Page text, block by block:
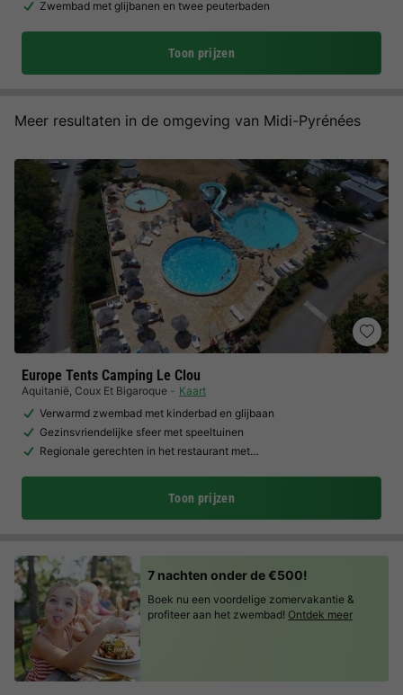
Zwembad met glijbanen en twee peuterbaden
Toon prijzen
Meer resultaten in de omgeving van Midi-Pyrénées
Europe Tents Camping Le Clou
Aquitanië, Coux Et Bigaroque
Kaart
Verwarmd zwembad met kinderbad en glijbaan
Gezinsvriendelijke sfeer met speeltuinen
Regionale gerechten in het restaurant met…
Toon prijzen
7 nachten onder de €500!
Boek nu een voordelige zomervakantie &
profiteer aan het zwembad! Ontdek meer